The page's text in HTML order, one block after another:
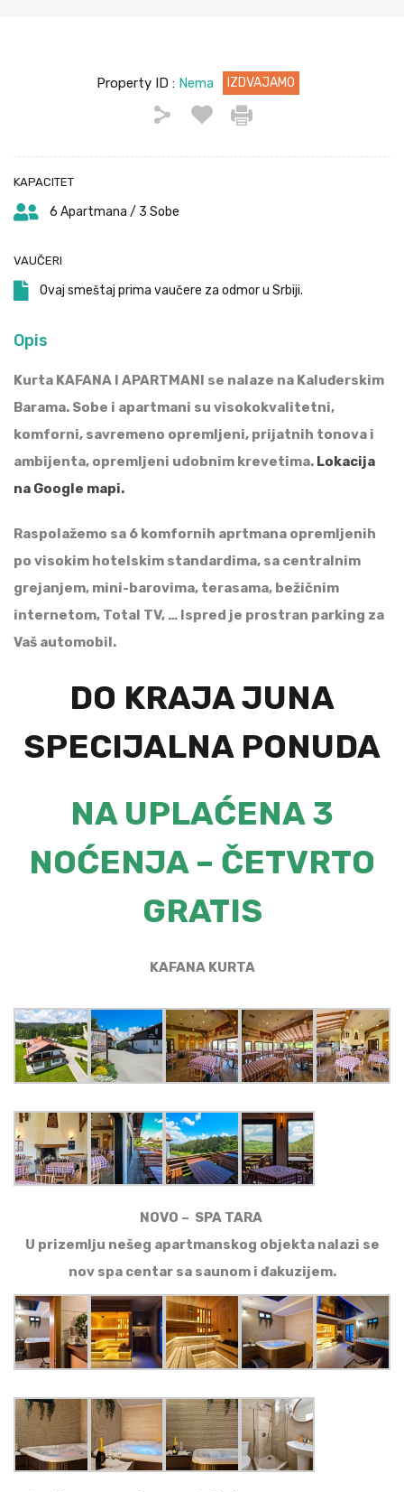
Property ID : Nema IZDVAJAMO
KAPACITET
6 Apartmana / 3 Sobe
VAUČERI
Ovaj smeštaj prima vaučere za odmor u Srbiji.
Opis
Kurta KAFANA I APARTMANI se nalaze na Kaluđerskim
Barama. Sobe i apartmani su visokokvalitetni,
komforni, savremeno opremljeni, prijatnih tonova i
ambijenta, opremljeni udobnim krevetima. Lokacija
na Google mapi.
Raspolažemo sa 6 komfornih aprtmana opremljenih
po visokim hotelskim standardima, sa centralnim
grejanjem, mini-barovima, terasama, bežičnim
internetom, Total TV, … Ispred je prostran parking za
Vaš automobil.
DO KRAJA JUNA
SPECIJALNA PONUDA
NA UPLAĆENA 3
NOĆENJA – ČETVRTO
GRATIS
KAFANA KURTA
NOVO – SPA TARA
U prizemlju nešeg apartmanskog objekta nalazi se
nov spa centar sa saunom i đakuzijem.